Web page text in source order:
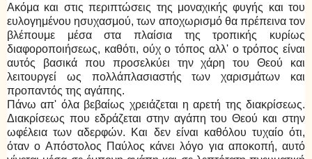
Ακόμα και στις περιπτώσεις της μοναχικής φυγής και του
ευλογημένου ησυχασμού, των αποχωρισμό θα πρέπεινα τον
βλέπουμε μέσα στα πλαίσια της τροπικής κυρίως
διαφοροποιήσεως, καθότι, ούχ ο τόπος αλλ' ο τρόπος είναι
αυτός βασικά που προσελκύει την χάρη του Θεού και
λειτουργεί ως πολλάπλασιαστής των χαρισμάτων και
προπαντός της αγάπης.
Πάνω απ' όλα βεβαίως χρειάζεται η αρετή της διακρίσεως.
Διακρίσεως που εδράζεται στην αγάπη του Θεού και στην
ωφέλεια των αδερφών. Και δεν είναι καθόλου τυχαίο ότι,
όταν ο Απόστολος Παύλος κάνει λόγο για αποκοπή, αυτό